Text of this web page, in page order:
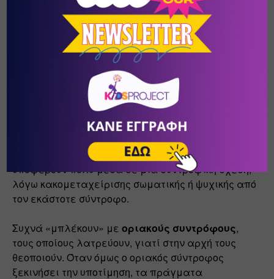
Είναι μια δύσκολη περίοδος της ζωής του, όπου
αισθάνεται στενοχώρια, θλίψη και νιώθει
αβοήθητο εξαιτίας των μεγαλοποιημένων φόβων
του και της αίσθησης ανικανότητας φροντίδας του
εαυτού του. Σε αυτήν την περίοδο της ζωής του,
είναι πολύ πιθανό να αναδυθούν καταθλιπτικές
επιπλοκές και είναι η συχνότερη αιτία που οδηγεί
ένα τέτοιο άτομο στο να αναζητήσει τη βοήθεια
Τα περισσότερα άτομα με εξαρτητική διαταραχή,
υποφέρουν πολύ μέσα σε μια συντροφική σχέση,
λόγω κακομεταχείρισης σωματικής ή ψυχικής από
τον εκάστοτε σύντροφο.
Συχνά «μπλέκουν» με οριακούς συντρόφους,
τους οποίους λατρεύουν, γιατί στην αρχή τους
θεοποιούν. Όταν όμως ο οριακός σύντροφος
ξεκινήσει την υποτίμηση, τα πράγματα